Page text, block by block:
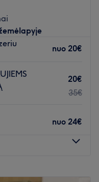
nuo 20€
20€
35€
nuo 24€